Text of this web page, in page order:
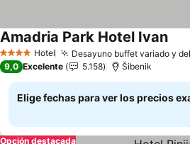
4 EstrellasHotel Desayuno buffet variado y
Amadria Park Hotel IvanVer
9,0 Excelente 5.158 Šibenik
Elige fechas para ver los precios
Opción destacada